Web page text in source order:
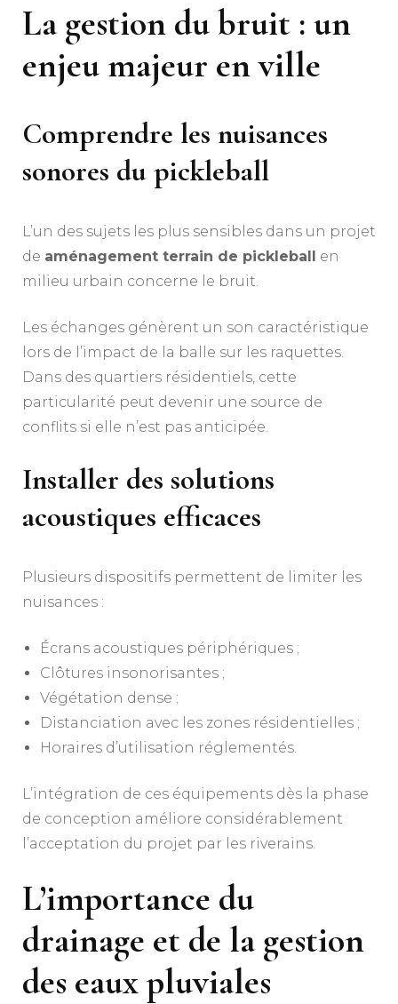
La gestion du bruit : un
enjeu majeur en ville
Comprendre les nuisances
sonores du pickleball
L’un des sujets les plus sensibles dans un projet
de aménagement terrain de pickleball en
milieu urbain concerne le bruit.
Les échanges génèrent un son caractéristique
lors de l’impact de la balle sur les raquettes.
Dans des quartiers résidentiels, cette
particularité peut devenir une source de
conflits si elle n’est pas anticipée.
Installer des solutions
acoustiques efficaces
Plusieurs dispositifs permettent de limiter les
nuisances :
Écrans acoustiques périphériques ;
Clôtures insonorisantes ;
Végétation dense ;
Distanciation avec les zones résidentielles ;
Horaires d’utilisation réglementés.
L’intégration de ces équipements dès la phase
de conception améliore considérablement
l’acceptation du projet par les riverains.
L’importance du
drainage et de la gestion
des eaux pluviales